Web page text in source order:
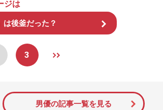
ジは
は後釜だった？
3
男優の記事一覧を見る